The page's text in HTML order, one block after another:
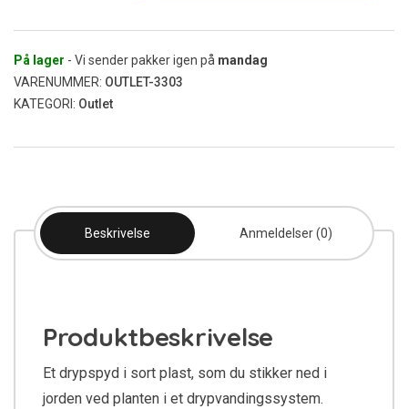
På lager - Vi sender pakker igen på mandag
VARENUMMER: OUTLET-3303
KATEGORI: Outlet
Beskrivelse Anmeldelser (0)
Produktbeskrivelse
Et drypspyd i sort plast, som du stikker ned i
jorden ved planten i et drypvandingssystem.